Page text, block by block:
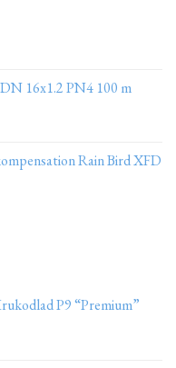
16x1.2 PN4 100 m
Rain Bird XFD
P9 “Premium”